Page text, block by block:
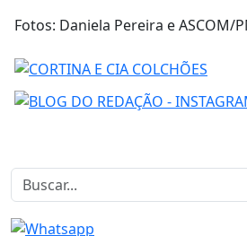
Fotos: Daniela Pereira e ASCOM/